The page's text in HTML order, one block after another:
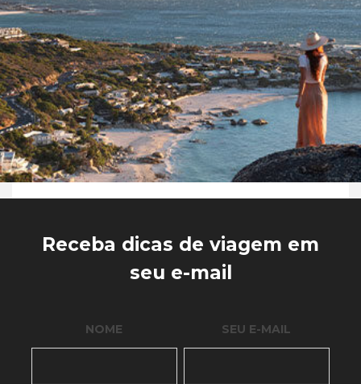
Receba dicas de viagem em
seu e-mail
NOME SEU E-MAIL